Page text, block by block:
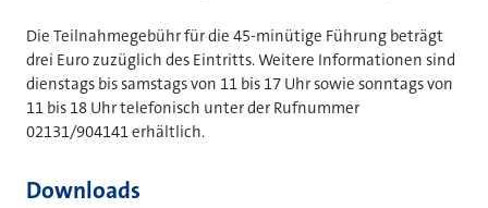
Die Teilnahmegebühr für die 45-minütige Führung beträgt
drei Euro zuzüglich des Eintritts. Weitere Informationen sind
dienstags bis samstags von 11 bis 17 Uhr sowie sonntags von
11 bis 18 Uhr telefonisch unter der Rufnummer
02131/904141 erhältlich.
Downloads